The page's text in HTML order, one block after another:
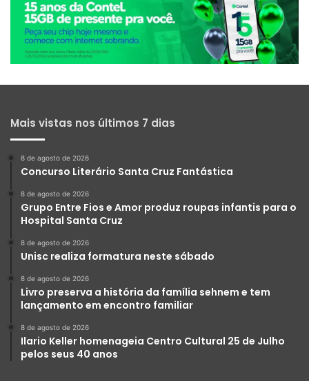
Mais vistas nos últimos 7 dias
8 de agosto de 2026
Concurso Literário Santa Cruz Fantástica
8 de agosto de 2026
Grupo Entre Fios e Amor produz roupas infantis para o
Hospital Santa Cruz
8 de agosto de 2026
Unisc realiza formatura neste sábado
8 de agosto de 2026
Livro preserva a história da família sehnem e tem
lançamento em encontro familiar
8 de agosto de 2026
Ilario Keller homenageia Centro Cultural 25 de Julho
pelos seus 40 anos